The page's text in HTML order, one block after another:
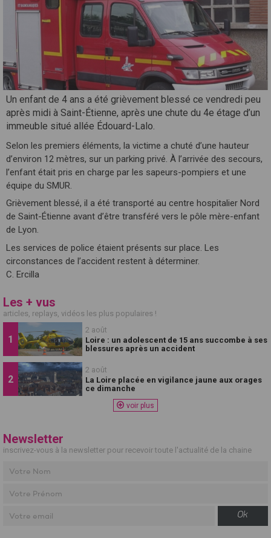
Un enfant de 4 ans a été grièvement blessé ce vendredi peu
après midi à Saint-Étienne, après une chute du 4e étage d’un
immeuble situé allée Édouard-Lalo.
Selon les premiers éléments, la victime a chuté d’une hauteur
d’environ 12 mètres, sur un parking privé. À l’arrivée des secours,
l’enfant était pris en charge par les sapeurs-pompiers et une
équipe du SMUR.
Grièvement blessé, il a été transporté au centre hospitalier Nord
de Saint-Étienne avant d’être transféré vers le pôle mère-enfant
de Lyon.
Les services de police étaient présents sur place. Les
circonstances de l’accident restent à déterminer.
C. Ercilla
Les + vus
articles, replays, vidéos les plus populaires !
2 août
Loire : un adolescent de 15 ans succombe à ses
blessures après un accident
2 août
La Loire placée en vigilance jaune aux orages
ce dimanche
voir plus
Newsletter
inscrivez-vous à la newsletter pour recevoir toute l'actualité de la chaine
Ok